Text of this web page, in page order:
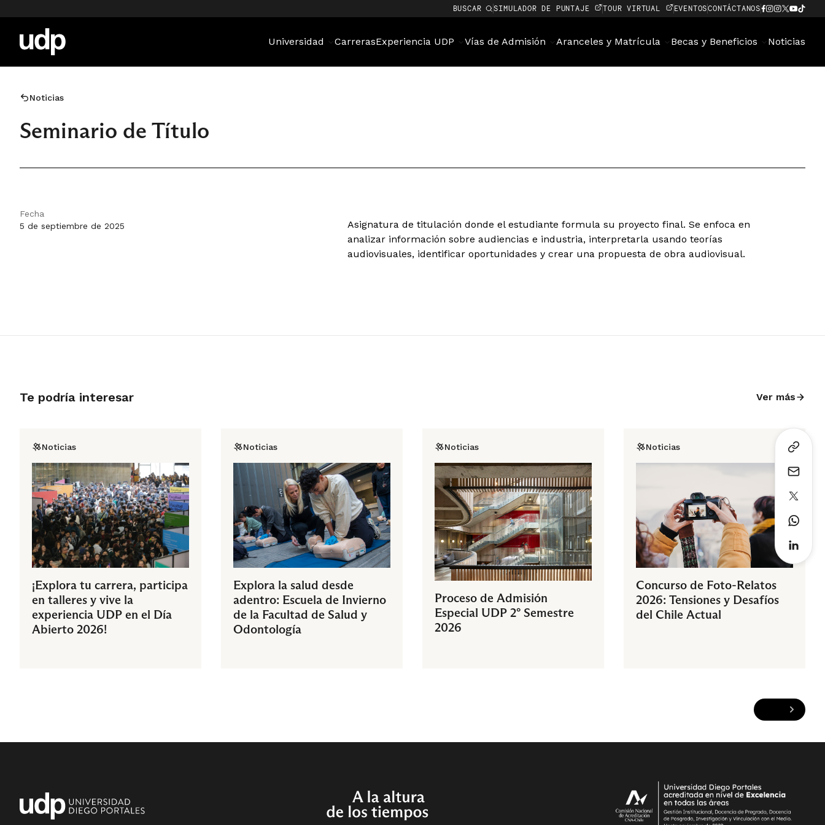
BUSCAR SIMULADOR DE PUNTAJE TOUR VIRTUAL EVENTOSCONTÁCTANOS
Universidad CarrerasExperiencia UDP Vías de Admisión Aranceles y Matrícula Becas y Beneficios Noticias
Noticias
Seminario de Título
Fecha
5 de septiembre de 2025
Asignatura de titulación donde el estudiante formula su proyecto final. Se enfoca en
analizar información sobre audiencias e industria, interpretarla usando teorías
audiovisuales, identificar oportunidades y crear una propuesta de obra audiovisual.
Te podría interesar Ver más
Noticias
¡Explora tu carrera, participa
en talleres y vive la
experiencia UDP en el Día
Abierto 2026!
Noticias
Explora la salud desde
adentro: Escuela de Invierno
de la Facultad de Salud y
Odontología
Noticias
Proceso de Admisión
Especial UDP 2° Semestre
2026
Noticias
Concurso de Foto-Relatos
2026: Tensiones y Desafíos
del Chile Actual